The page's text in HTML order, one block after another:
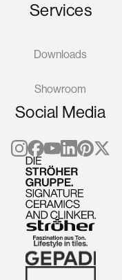
Services
Downloads
Showroom
Social Media